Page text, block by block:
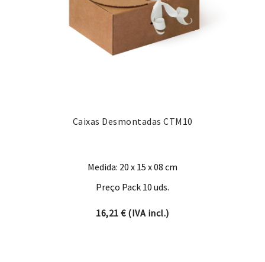
Caixas Desmontadas CTM10
Medida: 20 x 15 x 08 cm
Preço Pack 10 uds.
16,21€(IVA incl.)